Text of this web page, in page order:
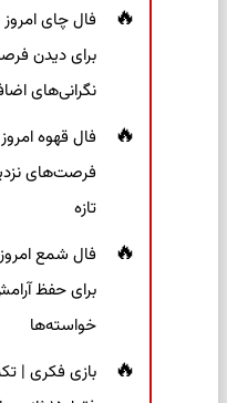
برای دیدن
نگرانی‌های
فرصت‌های
تازه
برای حفظ
خواسته‌ها
بازی فکری |